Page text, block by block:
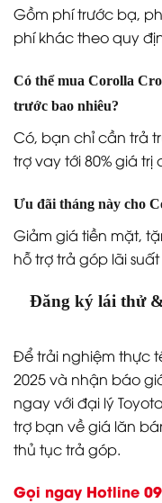
Gồm phí trước bạ,
phí khác theo quy
Có thể mua Corolla
trước bao nhiêu?
Có, bạn chỉ cần trả
trợ vay tới 80% giá trị
Ưu đãi tháng này cho
Giảm giá tiền mặt,
hỗ trợ trả góp lãi
Đăng ký lái thử
Để trải nghiệm thực
2025 và nhận báo
ngay với đại lý
trợ bạn về giá lăn
thủ tục trả góp.
Gọi ngay Hotline